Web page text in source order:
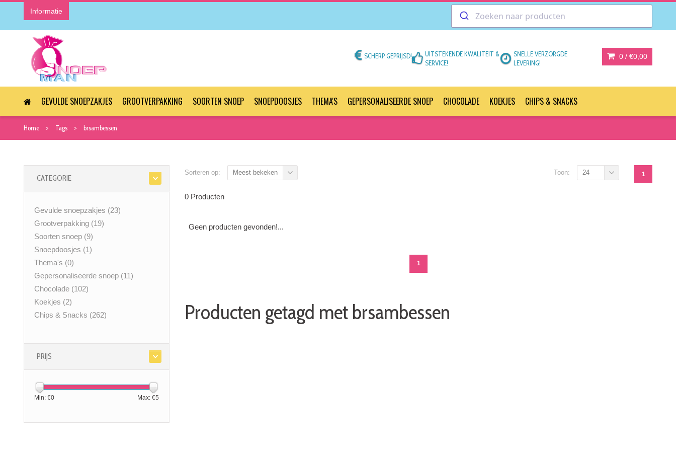
Informatie
SCHERP GEPRIJSD!
UITSTEKENDE KWALITEIT &
SERVICE!
SNELLE VERZORGDE
LEVERING!
0 / €0,00
GEVULDE SNOEPZAKJES GROOTVERPAKKING SOORTEN SNOEP SNOEPDOOSJES THEMA'S GEPERSONALISEERDE SNOEP CHOCOLADE KOEKJES CHIPS & SNACKS
Home Tags brsambessen
CATEGORIE
Gevulde snoepzakjes (23)
Grootverpakking (19)
Soorten snoep (9)
Snoepdoosjes (1)
Thema's (0)
Gepersonaliseerde snoep (11)
Chocolade (102)
Koekjes (2)
Chips & Snacks (262)
PRIJS
Min: €0 Max: €5
Sorteren op: Meest bekeken 1
Toon: 24
0 Producten
Geen producten gevonden!...
1
Producten getagd met brsambessen